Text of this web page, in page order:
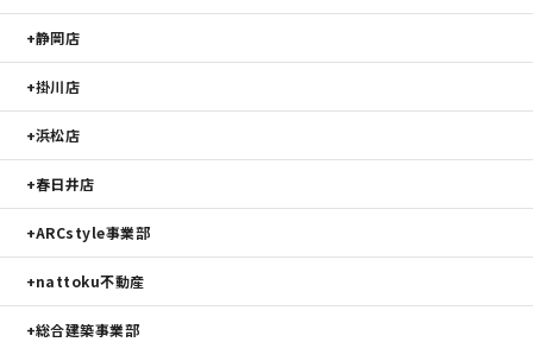
静岡店
掛川店
浜松店
春日井店
ARCstyle事業部
nattoku不動産
総合建築事業部